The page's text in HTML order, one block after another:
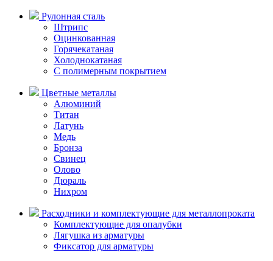
Рулонная сталь
Штрипс
Оцинкованная
Горячекатаная
Холоднокатаная
С полимерным покрытием
Цветные металлы
Алюминий
Титан
Латунь
Медь
Бронза
Свинец
Олово
Дюраль
Нихром
Расходники и комплектующие для металлопроката
Комплектующие для опалубки
Лягушка из арматуры
Фиксатор для арматуры